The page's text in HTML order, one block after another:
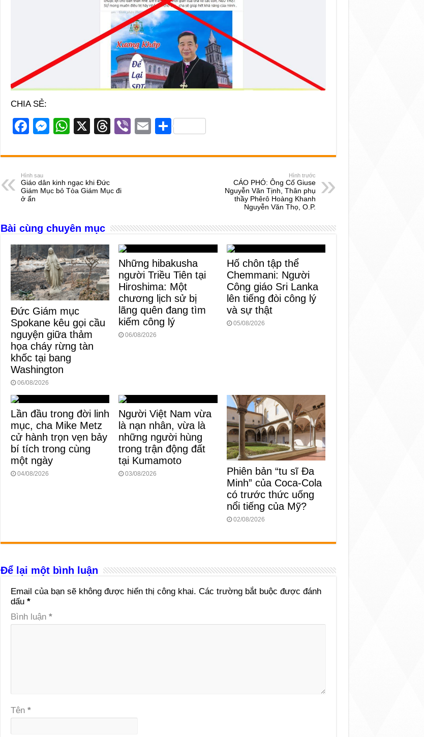
CHIA SẺ:
F
c
e
b
o
o
k
M
ss
e
n
er
W
at
A
p
X
T
e
d
Vi
er
E
ail
S
ar
Hình sau
Giáo dân kinh ngạc khi Đức
Giám Mục bỏ Tòa Giám Mục đi
ở ẩn
Hình trước
CÁO PHÓ: Ông Cố Giuse
Nguyễn Văn Tịnh, Thân phụ
thầy Phêrô Hoàng Khanh
Nguyễn Văn Thọ, O.P.
Bài cùng chuyên mục
Đức Giám mục
Spokane kêu gọi cầu
nguyện giữa thảm
họa cháy rừng tàn
khốc tại bang
Washington
06/08/2026
Những hibakusha
người Triều Tiên tại
Hiroshima: Một
chương lịch sử bị
lãng quên đang tìm
kiếm công lý
06/08/2026
Hố chôn tập thể
Chemmani: Người
Công giáo Sri Lanka
lên tiếng đòi công lý
và sự thật
05/08/2026
Lần đầu trong đời linh
mục, cha Mike Metz
cử hành trọn vẹn bảy
bí tích trong cùng
một ngày
04/08/2026
Người Việt Nam vừa
là nạn nhân, vừa là
những người hùng
trong trận động đất
tại Kumamoto
03/08/2026
Phiên bản “tu sĩ Đa
Minh” của Coca-Cola
có trước thức uống
nổi tiếng của Mỹ?
02/08/2026
Để lại một bình luận
Email của bạn sẽ không được hiển thị công khai. Các trường bắt buộc được đánh
dấu *
Bình luận *
Tên *